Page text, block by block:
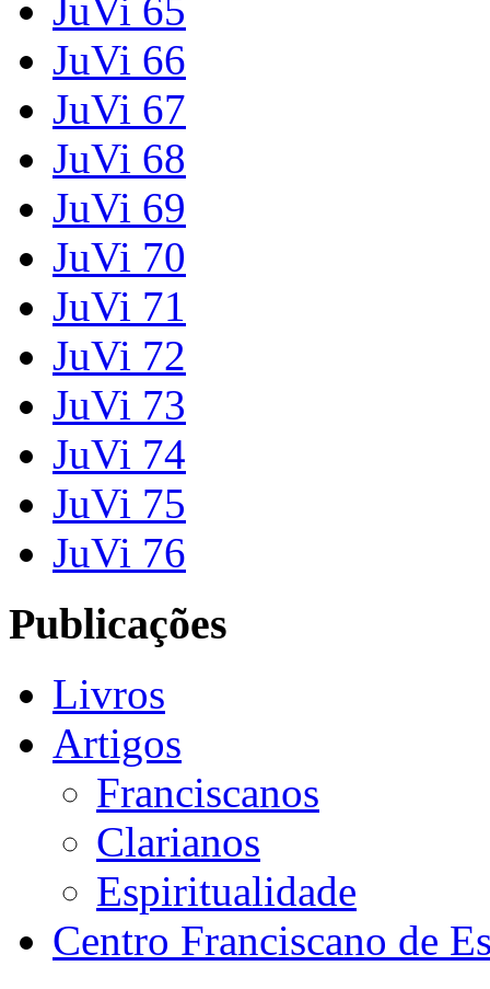
JuVi 65
JuVi 66
JuVi 67
JuVi 68
JuVi 69
JuVi 70
JuVi 71
JuVi 72
JuVi 73
JuVi 74
JuVi 75
JuVi 76
Publicações
Livros
Artigos
Franciscanos
Clarianos
Espiritualidade
Centro Franciscano de